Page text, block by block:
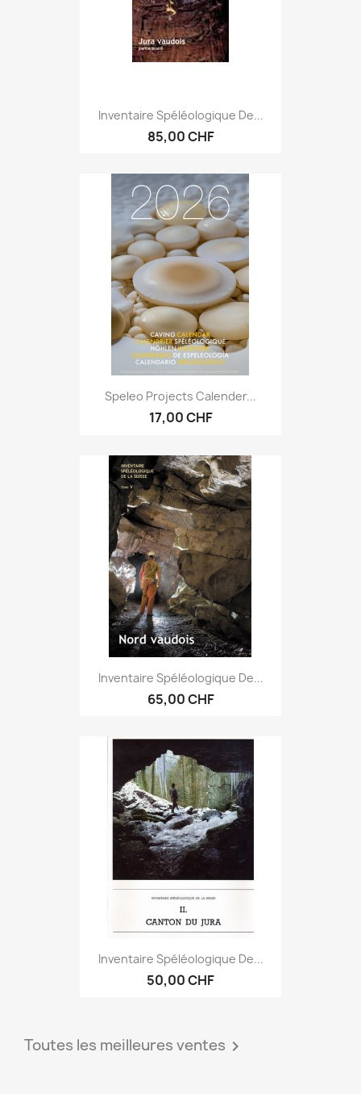
Inventaire Spéléologique De...
85,00 CHF
Speleo Projects Calender...
17,00 CHF
Inventaire Spéléologique De...
65,00 CHF
Inventaire Spéléologique De...
50,00 CHF
Toutes les meilleures ventes 